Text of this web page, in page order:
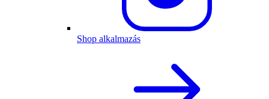
Shop alkalmazás